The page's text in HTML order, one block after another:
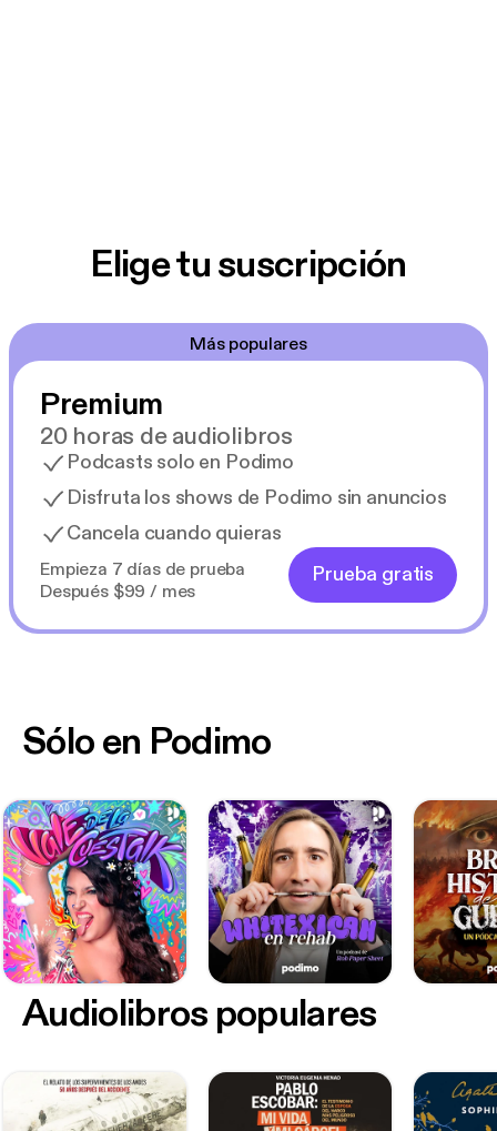
Elige tu suscripción
Más populares
Premium
20 horas de audiolibros
Podcasts solo en Podimo
Disfruta los shows de Podimo sin anuncios
Cancela cuando quieras
Empieza 7 días de prueba
Después $99 / mes
Prueba gratis
Sólo en Podimo
Audiolibros populares